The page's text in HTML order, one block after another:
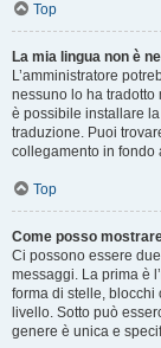
Top
La mia lingua non è
L’amministratore
nessuno lo ha tradotto
è possibile installare
traduzione. Puoi
collegamento in fondo
Top
Come posso
Ci possono essere
messaggi. La prima è
forma di stelle, blocchi
livello. Sotto può
genere è unica e